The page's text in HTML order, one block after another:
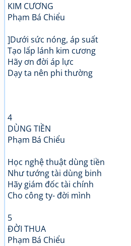
KIM CƯƠNG
Phạm Bá Chiểu
]Dưới sức nóng, áp suất
Tạo lấp lánh kim cương
Hãy ơn đời áp lực
Dạy ta nên phi thường
4
DÙNG TIỀN
Phạm Bá Chiểu
Học nghệ thuật dùng tiền
Như tướng tài dùng binh
Hãy giám đốc tài chính
Cho công ty- đời mình
5
ĐỜI THUA
Phạm Bá Chiểu